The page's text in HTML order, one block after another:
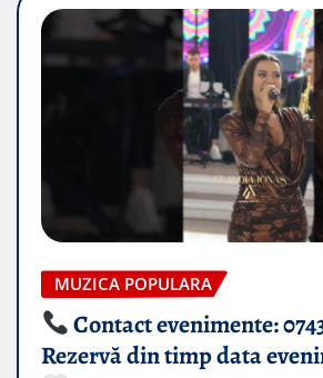
MUZICA POPULARA
Contact evenimente:
Rezervă din timp data